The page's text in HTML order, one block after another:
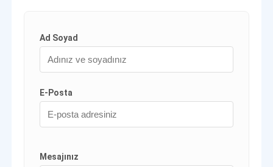
Ad Soyad
E-Posta
Mesajınız